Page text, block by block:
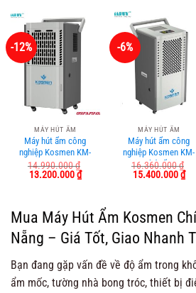
5.600.000 ₫.
-12%
MÁY HÚT ẨM
Máy hút ẩm công
nghiệp Kosmen KM-
90S
14.990.000₫
Giá
13.200.000₫Giá
hiện
13.200.000 ₫.
-6%
MÁY HÚT ẨM
Máy hút ẩm công
nghiệp Kosmen KM-
150S hút ẩm 150
lít/ngày
16.360.000₫
Giá
15.400.000₫Giá
hiện
Mua Máy Hút Ẩm Kosmen
Nẵng – Giá Tốt, Giao Nhanh
Bạn đang gặp vấn đề về độ ẩm trong
ẩm mốc, tường nhà bong tróc, thiết bị